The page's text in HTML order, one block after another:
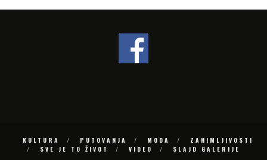
KULTURA PUTOVANJA MODA
ZANIMLJIVOSTI
SVE JE TO ŽIVOT
VIDEO SLAJD GALERIJE